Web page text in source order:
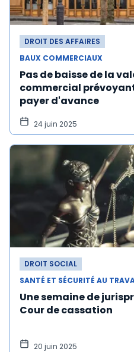
DROIT DES AFFAIRES
BAUX COMMERCIAUX
Pas de baisse de la
commercial
payer d'avance
24 juin 2025
DROIT SOCIAL
SANTÉ ET SÉCURITÉ AU
Une semaine de
Cour de cassation
20 juin 2025